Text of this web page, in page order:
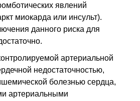
явлений
миокарда или инсульт).
данного риска для
артериальной
недостаточностью,
болезнью сердца,
артериальными